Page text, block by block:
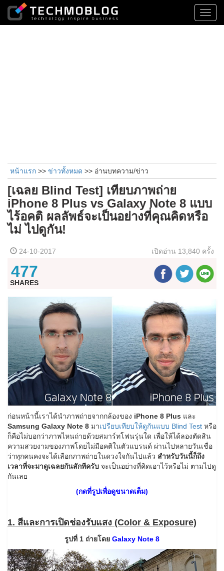
หน้าแรก >> ข่าวทั้งหมด >> อ่านบทความ/ข่าว
[เฉลย Blind Test] เทียบภาพถ่าย
iPhone 8 Plus vs Galaxy Note 8 แบบ
ไร้อคติ ผลลัพธ์จะเป็นอย่างที่คุณคิดหรือ
ไม่ ไปดูกัน!
24-10-2017 เปิดอ่าน 13,840 ครั้ง
477
SHARES
ก่อนหน้านี้เราได้นำภาพถ่ายจากกล้องของ iPhone 8 Plus และ
Samsung Galaxy Note 8 มาเปรียบเทียบให้ดูกันแบบ Blind Test หรือ
ก็คือไม่บอกว่าภาพไหนถ่ายด้วยสมาร์ทโฟนรุ่นใด เพื่อให้ได้ลองตัดสิน
ความสวยงามของภาพโดยไม่มีอคติในตัวแบรนด์ ผ่านไปหลายวันเชื่อ
ว่าทุกคนคงจะได้เลือกภาพถ่ายในดวงใจกันไปแล้ว สำหรับวันนี้ก็ถึง
เวลาที่จะมาดูเฉลยกันสักทีครับ จะเป็นอย่างที่คิดเอาไว้หรือไม่ ตามไปดู
กันเลย
(กดที่รูปเพื่อดูขนาดเต็ม)
1. สีและการเปิดช่องรับแสง (Color & Exposure)
รูปที่ 1 ถ่ายโดย Galaxy Note 8